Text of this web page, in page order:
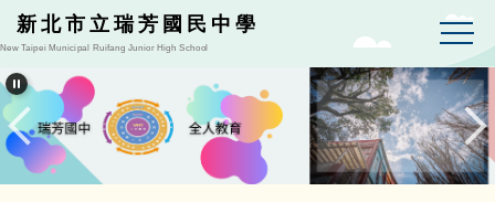
跳
到
要
內
容
區
新北市立瑞芳國民中學
New Taipei Municipal Ruifang Junior High School